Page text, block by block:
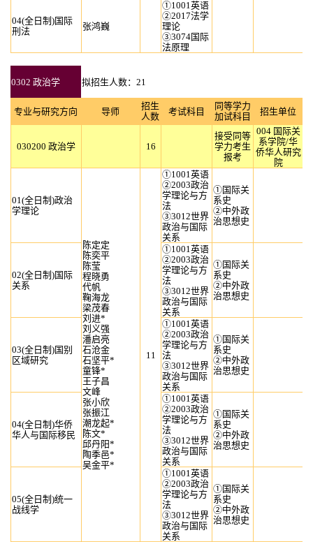
04(全日制)国际
刑法
张鸿巍
①1001英语
②2017法学
理论
③3074国际
法原理
0302 政治学 拟招生人数：21
专业与研究方向 导师
招生
人数
考试科目
同等学力
加试科目
招生单位
030200 政治学 16
接受同等
学力考生
报考
004 国际关
系学院/华
侨华人研究
院
01(全日制)政治
学理论
陈定定
陈奕平
陈莹
程晓勇
代帆
鞠海龙
梁茂春
刘进*
刘义强
潘启亮
石沧金
石坚平*
童锋*
王子昌
文峰
张小欣
张振江
潮龙起*
陈文*
邱丹阳*
陶季邑*
吴金平*
11
①1001英语
②2003政治
学理论与方
法
③3012世界
政治与国际
关系
①国际关
系史
②中外政
治思想史
02(全日制)国际
关系
①1001英语
②2003政治
学理论与方
法
③3012世界
政治与国际
关系
①国际关
系史
②中外政
治思想史
03(全日制)国别
区域研究
①1001英语
②2003政治
学理论与方
法
③3012世界
政治与国际
关系
①国际关
系史
②中外政
治思想史
04(全日制)华侨
华人与国际移民
①1001英语
②2003政治
学理论与方
法
③3012世界
政治与国际
关系
①国际关
系史
②中外政
治思想史
05(全日制)统一
战线学
①1001英语
②2003政治
学理论与方
法
③3012世界
政治与国际
关系
①国际关
系史
②中外政
治思想史